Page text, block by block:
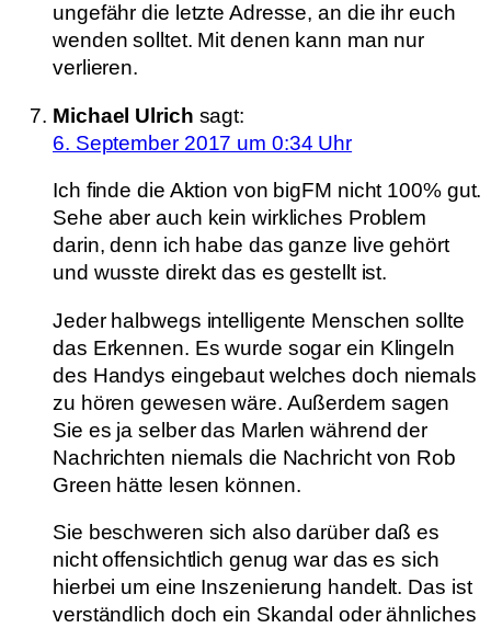
ungefähr die letzte Adresse, an die ihr euch
wenden solltet. Mit denen kann man nur
verlieren.
Michael Ulrich sagt:
6. September 2017 um 0:34 Uhr
Ich finde die Aktion von bigFM nicht 100% gut.
Sehe aber auch kein wirkliches Problem
darin, denn ich habe das ganze live gehört
und wusste direkt das es gestellt ist.
Jeder halbwegs intelligente Menschen sollte
das Erkennen. Es wurde sogar ein Klingeln
des Handys eingebaut welches doch niemals
zu hören gewesen wäre. Außerdem sagen
Sie es ja selber das Marlen während der
Nachrichten niemals die Nachricht von Rob
Green hätte lesen können.
Sie beschweren sich also darüber daß es
nicht offensichtlich genug war das es sich
hierbei um eine Inszenierung handelt. Das ist
verständlich doch ein Skandal oder ähnliches